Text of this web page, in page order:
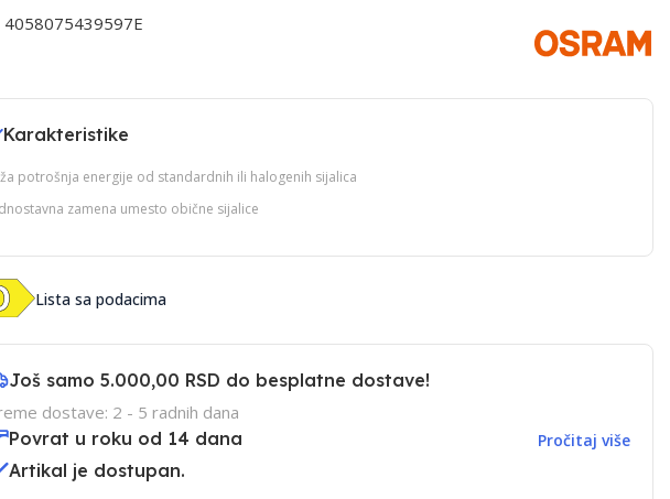
4058075439597E
Karakteristike
potrošnja energije od standardnih ili halogenih sijalica
zamena umesto obične sijalice
Lista sa podacima
Još samo 5.000,00 RSD do besplatne dostave!
dostave: 2 - 5 radnih dana
Povrat u roku od 14 dana
Pročitaj više
Artikal je dostupan.